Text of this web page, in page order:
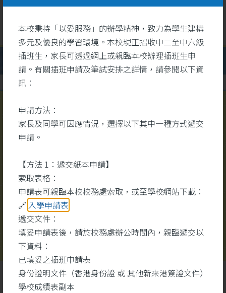
校園視頻 更多
本校秉持「以愛服務」的辦學精神，致力為學生建構
多元及優良的學習環境。本校現正招收中二至中六級
插班生，家長可透過網上或親臨本校辦理插班生申
請。有關插班申請及筆試安排之詳情，請參閱以下資
訊：
申請方法：
家長及同學可因應情況，選擇以下其中一種方式遞交
申請。
【方法 1：遞交紙本申請】
索取表格：
申請表可親臨本校校務處索取，或至學校網站下載：
🔗 入學申請表
遞交文件：
填妥申請表後，請於校務處辦公時間內，親臨遞交以
下資料：
已填妥之插班申請表
身份證明文件（香港身份證 或 其他新來港簽證文件）
學校成績表副本